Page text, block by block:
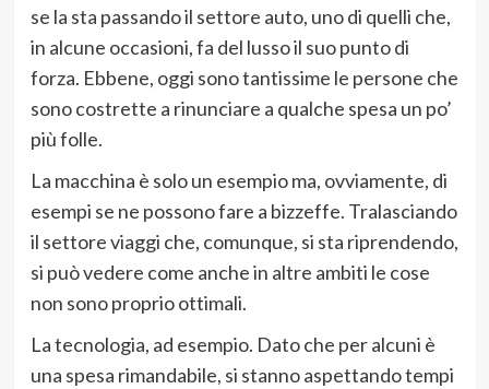
se la sta passando il settore auto, uno di quelli che,
in alcune occasioni, fa del lusso il suo punto di
forza. Ebbene, oggi sono tantissime le persone che
sono costrette a rinunciare a qualche spesa un po’
più folle.
La macchina è solo un esempio ma, ovviamente, di
esempi se ne possono fare a bizzeffe. Tralasciando
il settore viaggi che, comunque, si sta riprendendo,
si può vedere come anche in altre ambiti le cose
non sono proprio ottimali.
La tecnologia, ad esempio. Dato che per alcuni è
una spesa rimandabile, si stanno aspettando tempi